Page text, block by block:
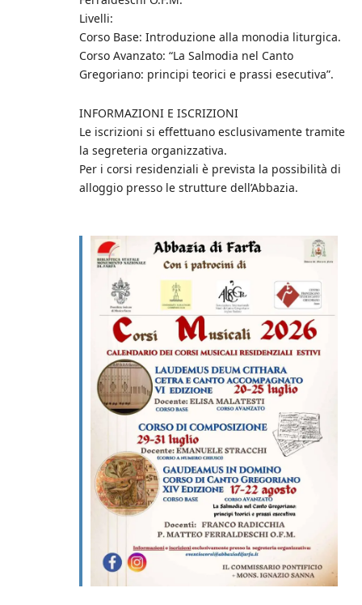
Livelli:
Corso Base: Introduzione alla monodia liturgica.
Corso Avanzato: “La Salmodia nel Canto
Gregoriano: principi teorici e prassi esecutiva”.
INFORMAZIONI E ISCRIZIONI
Le iscrizioni si effettuano esclusivamente tramite
la segreteria organizzativa.
Per i corsi residenziali è prevista la possibilità di
alloggio presso le strutture dell’Abbazia.